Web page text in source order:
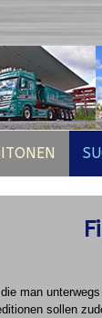
man
sollen